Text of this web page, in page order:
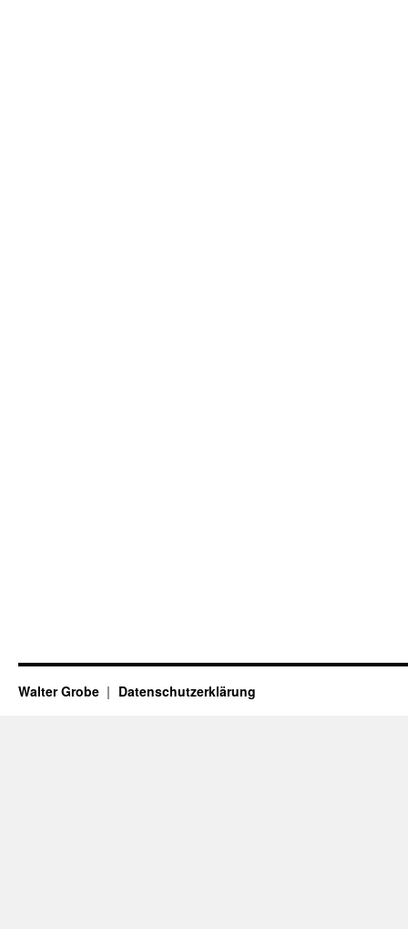
Walter Grobe Datenschutzerklärung